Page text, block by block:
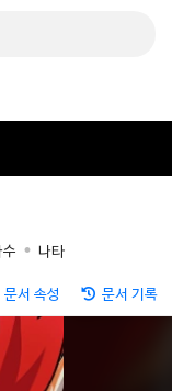
나타
문서 속성 문서 기록